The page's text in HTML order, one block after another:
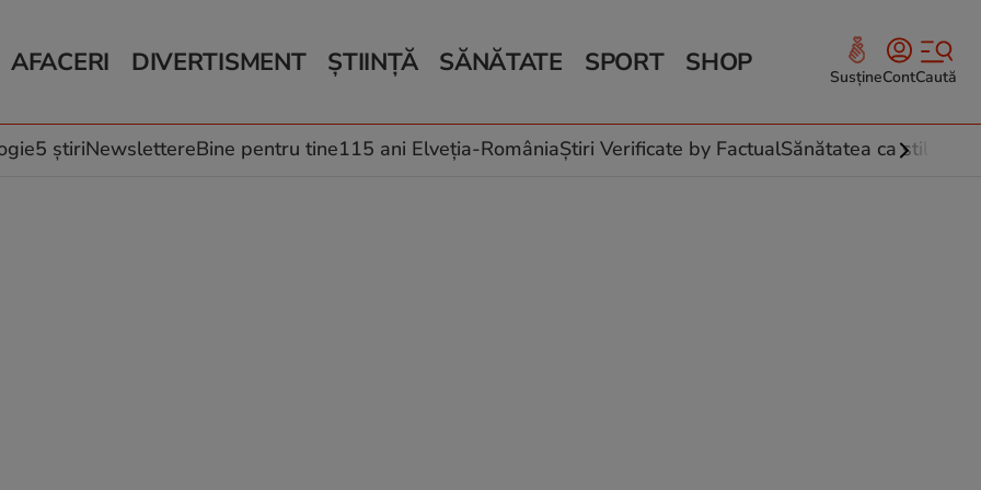
AFACERI
Auto
Locuri de muncă
DIVERTISMENT
Horoscop
Muzică și Filme
ȘTIINȚĂ
Schimbări climatice
SĂNĂTATE
Relații
Rețete culinare
SPORT SHOP SusțineContCaută
5 știriNewslettereBine pentru tine115 ani Elveția-RomâniaȘtiri Verificate by FactualSănătatea ca stil de